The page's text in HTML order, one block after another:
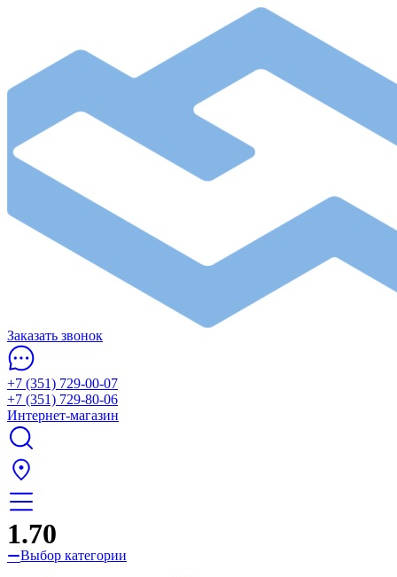
Заказать звонок
+7 (351) 729-00-07
+7 (351) 729-80-06
Интернет-магазин
1.70
Выбор категории